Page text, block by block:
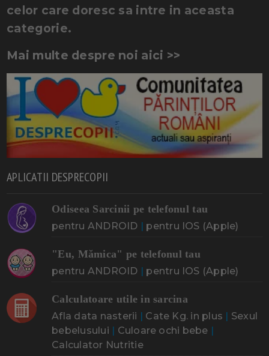
celor care doresc sa intre in aceasta
categorie.
Mai multe despre noi aici >>
APLICATII DESPRECOPII
Odiseea Sarcinii pe telefonul tau
pentru ANDROID pentru IOS (Apple)
"Eu, Mămica" pe telefonul tau
pentru ANDROID pentru IOS (Apple)
Calculatoare utile in sarcina
Afla data nasterii Cate Kg. in plus
Sexul
bebelusului
Culoare ochi bebe
Calculator Nutritie